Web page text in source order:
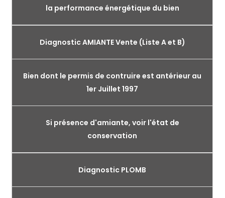
la performance énergétique du bien
Diagnostic AMIANTE Vente (Liste A et B)
Bien dont le permis de contruire est antérieur au
1er Juillet 1997
Si présence d'amiante, voir l'état de
conservation
Diagnostic PLOMB